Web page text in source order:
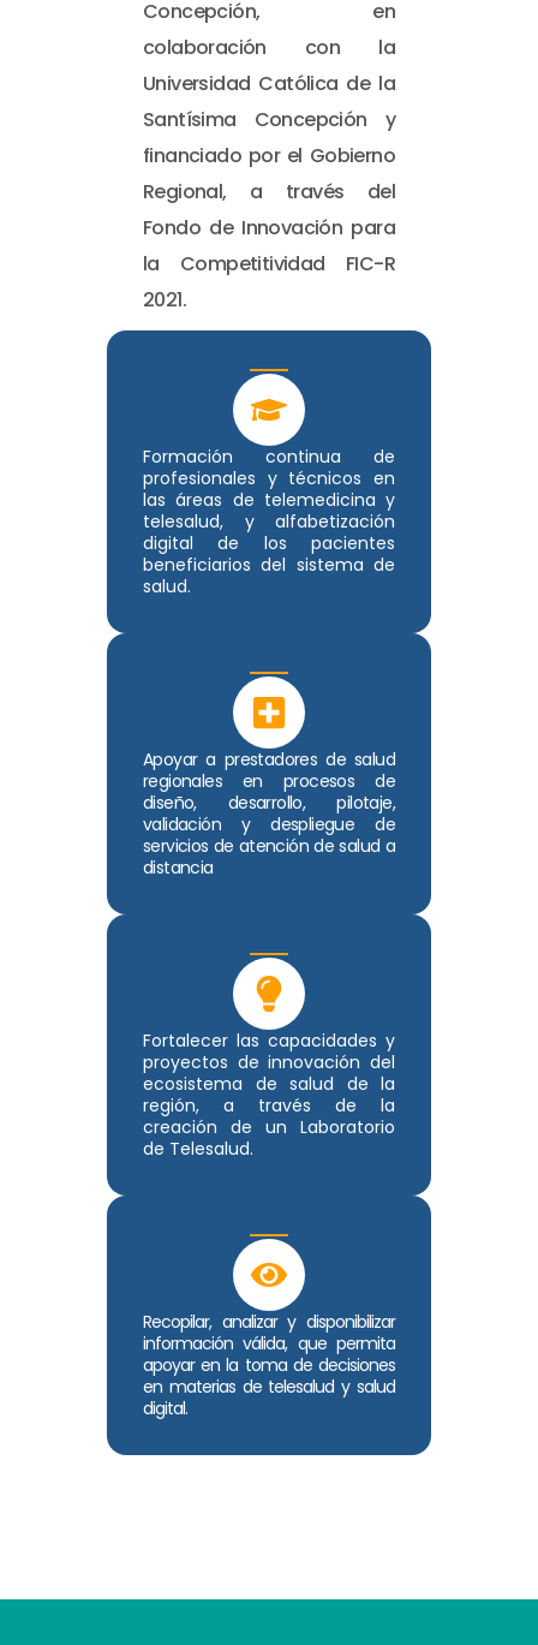
Formación continua de
profesionales y técnicos en
las áreas de telemedicina y
telesalud, y alfabetización
digital de los pacientes
beneficiarios del sistema de
salud.
Apoyar a prestadores de salud
regionales en procesos de
diseño, desarrollo, pilotaje,
validación y despliegue de
servicios de atención de salud a
distancia
Fortalecer las capacidades y
proyectos de innovación del
ecosistema de salud de la
región, a través de la
creación de un Laboratorio
de Telesalud.
Recopilar, analizar y disponibilizar
información válida, que permita
apoyar en la toma de decisiones
en materias de telesalud y salud
digital.
Concepción, en
colaboración con la
Universidad Católica de la
Santísima Concepción y
financiado por el Gobierno
Regional, a través del
Fondo de Innovación para
la Competitividad FIC-R
2021.